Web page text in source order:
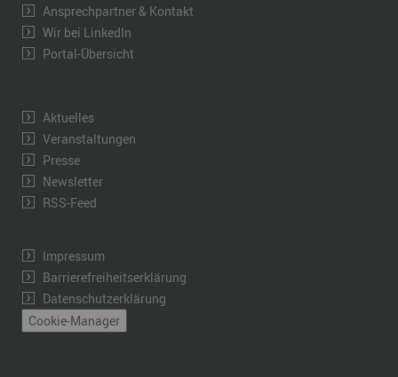
Ansprechpartner & Kontakt
Wir bei LinkedIn
Portal-Übersicht
Aktuelles
Veranstaltungen
Presse
Newsletter
RSS-Feed
Impressum
Barrierefreiheitserklärung
Datenschutzerklärung
Cookie-Manager